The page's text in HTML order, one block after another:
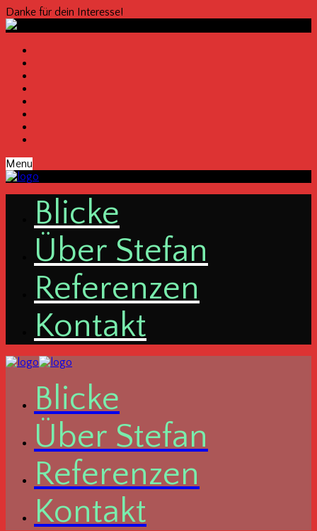
Danke für dein Interesse!
Menu
Bli­cke
Über Ste­fan
Refe­ren­zen
Kon­takt
Bli­cke
Über Ste­fan
Refe­ren­zen
Kon­takt